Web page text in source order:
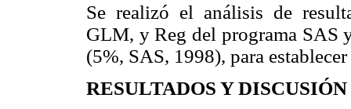
Se realizó el análisis de
GLM, y Reg del programa SAS
(5%, SAS, 1998), para
RESULTADOS Y DISCUSIÓN